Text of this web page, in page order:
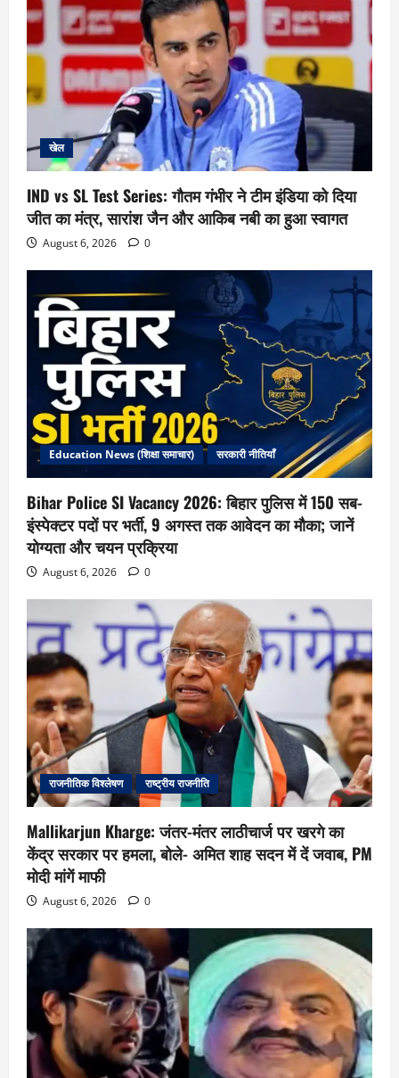
खेल
IND vs SL Test Series: गौतम गंभीर ने टीम इंडिया को दिया
जीत का मंत्र, सारांश जैन और आकिब नबी का हुआ स्वागत
August 6, 2026 0
Education News (शिक्षा समाचार) सरकारी नीतियाँ
Bihar Police SI Vacancy 2026: बिहार पुलिस में 150 सब-
इंस्पेक्टर पदों पर भर्ती, 9 अगस्त तक आवेदन का मौका; जानें
योग्यता और चयन प्रक्रिया
August 6, 2026 0
राजनीतिक विश्लेषण राष्ट्रीय राजनीति
Mallikarjun Kharge: जंतर-मंतर लाठीचार्ज पर खरगे का
केंद्र सरकार पर हमला, बोले- अमित शाह सदन में दें जवाब, PM
मोदी मांगें माफी
August 6, 2026 0